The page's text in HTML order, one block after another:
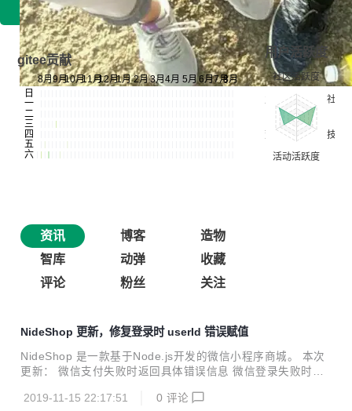
gitee贡献
用户活跃度
资讯 博客
造物
智库
动弹
收藏
评论
粉丝 关注
NideShop 更新，修复登录时 userId 错误赋值
NideShop 是一款基于Node.js开发的微信小程序商城。 本次
更新： 微信支付失败时返回具体错误信息 微信登录失败时返
2019-11-15 22:17:51
0 评论